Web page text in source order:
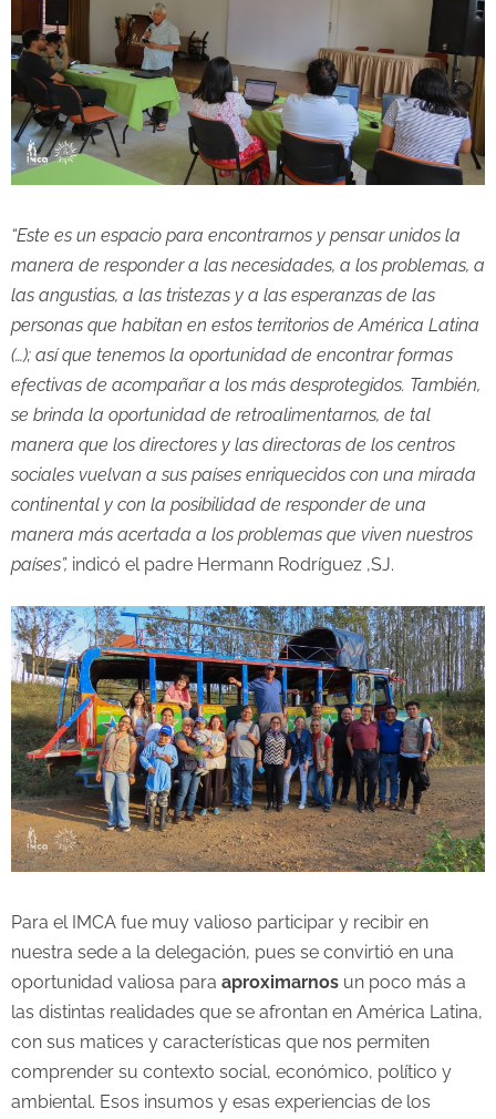
“Este es un espacio para encontrarnos y pensar unidos la
manera de responder a las necesidades, a los problemas, a
las angustias, a las tristezas y a las esperanzas de las
personas que habitan en estos territorios de América Latina
(…); así que tenemos la oportunidad de encontrar formas
efectivas de acompañar a los más desprotegidos. También,
se brinda la oportunidad de retroalimentarnos, de tal
manera que los directores y las directoras de los centros
sociales vuelvan a sus países enriquecidos con una mirada
continental y con la posibilidad de responder de una
manera más acertada a los problemas que viven nuestros
países”, indicó el padre Hermann Rodríguez ,SJ.
Para el IMCA fue muy valioso participar y recibir en
nuestra sede a la delegación, pues se convirtió en una
oportunidad valiosa para aproximarnos un poco más a
las distintas realidades que se afrontan en América Latina,
con sus matices y características que nos permiten
comprender su contexto social, económico, político y
ambiental. Esos insumos y esas experiencias de los